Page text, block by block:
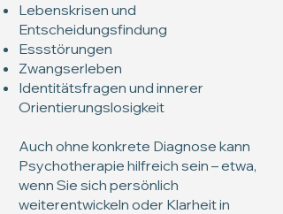
Lebenskrisen und
Entscheidungsfindung
Essstörungen
Zwangserleben
Identitätsfragen und innerer
Orientierungslosigkeit
Auch ohne konkrete Diagnose kann
Psychotherapie hilfreich sein – etwa,
wenn Sie sich persönlich
weiterentwickeln oder Klarheit in